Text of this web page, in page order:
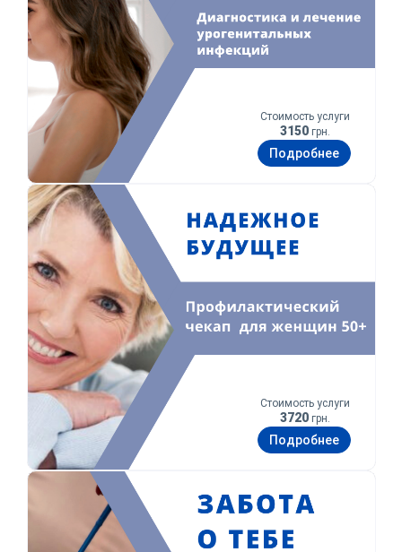
Стоимость услуги
3150 грн.
Подробнее
Уверенное будущее
Стоимость услуги
3720 грн.
Подробнее
Забота о тебе